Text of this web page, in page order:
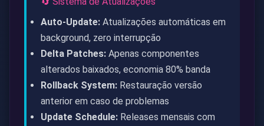
Auto-Update: Atualizações automáticas em
background, zero interrupção
Delta Patches: Apenas componentes
alterados baixados, economia 80% banda
Rollback System: Restauração versão
anterior em caso de problemas
Update Schedule: Releases mensais com